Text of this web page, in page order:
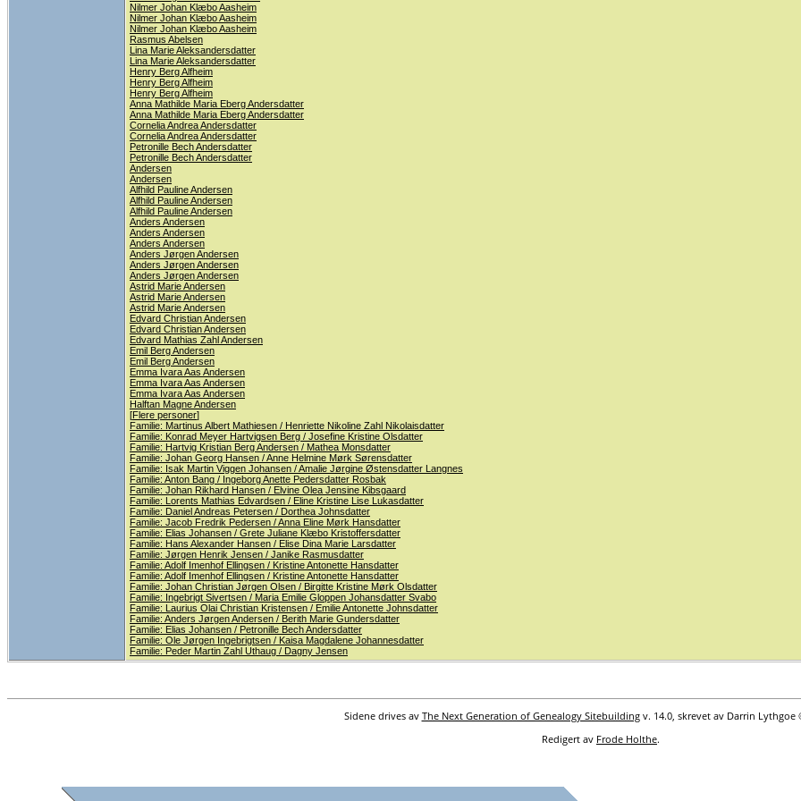
Nilmer Johan Klæbo Aasheim
Nilmer Johan Klæbo Aasheim
Nilmer Johan Klæbo Aasheim
Rasmus Abelsen
Lina Marie Aleksandersdatter
Lina Marie Aleksandersdatter
Henry Berg Alfheim
Henry Berg Alfheim
Henry Berg Alfheim
Anna Mathilde Maria Eberg Andersdatter
Anna Mathilde Maria Eberg Andersdatter
Cornelia Andrea Andersdatter
Cornelia Andrea Andersdatter
Petronille Bech Andersdatter
Petronille Bech Andersdatter
Andersen
Andersen
Alfhild Pauline Andersen
Alfhild Pauline Andersen
Alfhild Pauline Andersen
Anders Andersen
Anders Andersen
Anders Andersen
Anders Jørgen Andersen
Anders Jørgen Andersen
Anders Jørgen Andersen
Astrid Marie Andersen
Astrid Marie Andersen
Astrid Marie Andersen
Edvard Christian Andersen
Edvard Christian Andersen
Edvard Mathias Zahl Andersen
Emil Berg Andersen
Emil Berg Andersen
Emma Ivara Aas Andersen
Emma Ivara Aas Andersen
Emma Ivara Aas Andersen
Halftan Magne Andersen
[Flere personer]
Familie: Martinus Albert Mathiesen / Henriette Nikoline Zahl Nikolaisdatter
Familie: Konrad Meyer Hartvigsen Berg / Josefine Kristine Olsdatter
Familie: Hartvig Kristian Berg Andersen / Mathea Monsdatter
Familie: Johan Georg Hansen / Anne Helmine Mørk Sørensdatter
Familie: Isak Martin Viggen Johansen / Amalie Jørgine Østensdatter Langnes
Familie: Anton Bang / Ingeborg Anette Pedersdatter Rosbak
Familie: Johan Rikhard Hansen / Elvine Olea Jensine Kibsgaard
Familie: Lorents Mathias Edvardsen / Eline Kristine Lise Lukasdatter
Familie: Daniel Andreas Petersen / Dorthea Johnsdatter
Familie: Jacob Fredrik Pedersen / Anna Eline Mørk Hansdatter
Familie: Elias Johansen / Grete Juliane Klæbo Kristoffersdatter
Familie: Hans Alexander Hansen / Elise Dina Marie Larsdatter
Familie: Jørgen Henrik Jensen / Janike Rasmusdatter
Familie: Adolf Imenhof Ellingsen / Kristine Antonette Hansdatter
Familie: Adolf Imenhof Ellingsen / Kristine Antonette Hansdatter
Familie: Johan Christian Jørgen Olsen / Birgitte Kristine Mørk Olsdatter
Familie: Ingebrigt Sivertsen / Maria Emilie Gloppen Johansdatter Svabo
Familie: Laurius Olai Christian Kristensen / Emilie Antonette Johnsdatter
Familie: Anders Jørgen Andersen / Berith Marie Gundersdatter
Familie: Elias Johansen / Petronille Bech Andersdatter
Familie: Ole Jørgen Ingebrigtsen / Kaisa Magdalene Johannesdatter
Familie: Peder Martin Zahl Uthaug / Dagny Jensen
Sidene drives av The Next Generation of Genealogy Sitebuildingv. 14.0, skrevet av Darrin Lythgoe
Redigert av Frode Holthe.